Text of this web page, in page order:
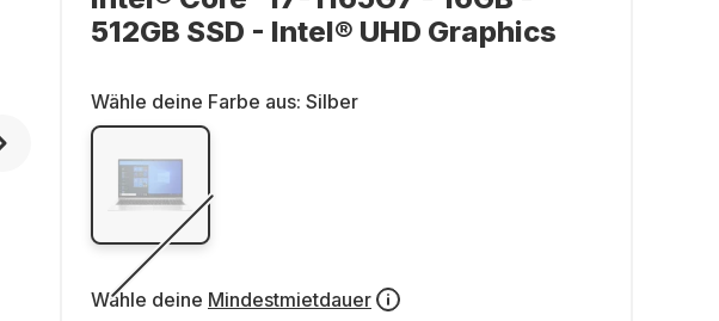
512GB SSD - Intel® UHD Graphics
Wähle deine Farbe aus: Silber
Wähle deine Mindestmietdauer